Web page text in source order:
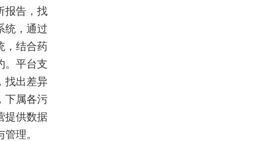
报告，找
统，通过
，结合药
。平台支
找出差异
下属各污
提供数据
理。